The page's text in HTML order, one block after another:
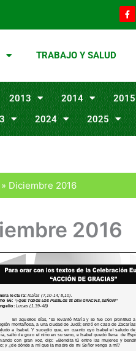
F
a
c
f
TRABAJO Y SALUD
2013 2014 2015
2024 2025
Diciembre 2016
2016